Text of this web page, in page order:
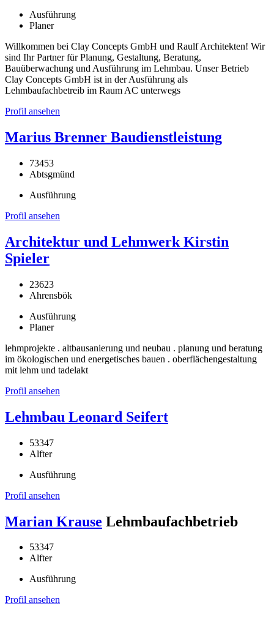
Ausführung
Planer
Willkommen bei Clay Concepts GmbH und Raulf Architekten! Wir
sind Ihr Partner für Planung, Gestaltung, Beratung,
Bauüberwachung und Ausführung im Lehmbau. Unser Betrieb
Clay Concepts GmbH ist in der Ausführung als
Lehmbaufachbetreib im Raum AC unterwegs
Profil ansehen
Marius Brenner Baudienstleistung
73453
Abtsgmünd
Ausführung
Profil ansehen
Architektur und Lehmwerk Kirstin
Spieler
23623
Ahrensbök
Ausführung
Planer
lehmprojekte . altbausanierung und neubau . planung und beratung
im ökologischen und energetisches bauen . oberflächengestaltung
mit lehm und tadelakt
Profil ansehen
Lehmbau Leonard Seifert
53347
Alfter
Ausführung
Profil ansehen
Marian Krause Lehmbaufachbetrieb
53347
Alfter
Ausführung
Profil ansehen